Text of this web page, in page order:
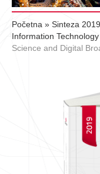
Početna » Sinteza
Information
Science and Digital